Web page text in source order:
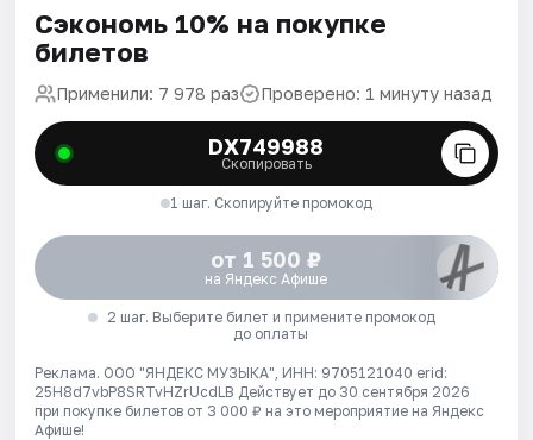
Сэкономь 10% на покупке
билетов
Применили: 7 978 раз Проверено: 1 минуту назад
DX749988
Скопировать
1 шаг. Скопируйте промокод
от 1 500 ₽
на Яндекс Афише
2 шаг. Выберите билет и примените промокод
до оплаты
Реклама. ООО "ЯНДЕКС МУЗЫКА", ИНН: 9705121040 erid:
25H8d7vbP8SRTvHZrUcdLB Действует до 30 сентября 2026
при покупке билетов от 3 000 ₽ на это мероприятие на Яндекс
Афише!